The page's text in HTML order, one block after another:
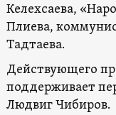
Келехсаева,
Плиева,
Тадтаева.
Действующего
поддерживает
Людвиг Чибиров.